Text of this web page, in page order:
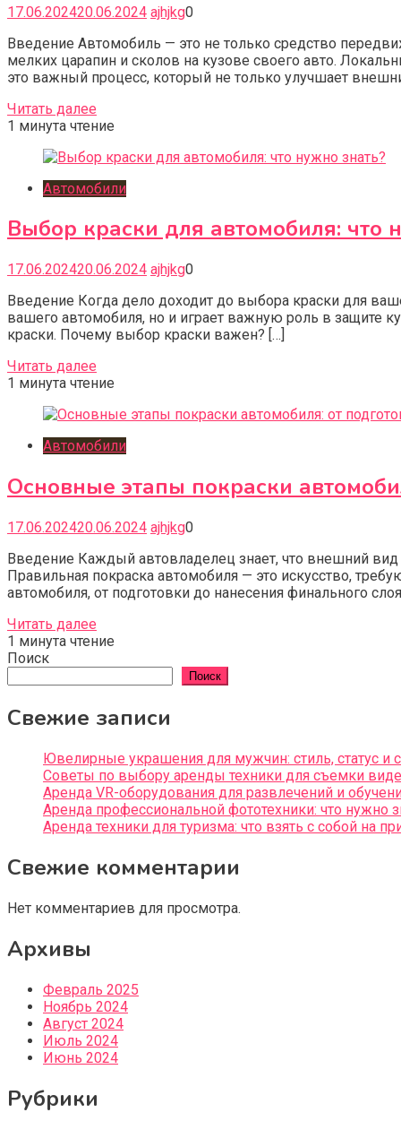
17.06.202420.06.2024 ajhjkg0
Введение Автомобиль — это не только средство
мелких царапин и сколов на кузове своего авто.
это важный процесс, который не только улучшает
Читать далее
1 минута чтение
Автомобили
Выбор краски для автомобиля: что
17.06.202420.06.2024 ajhjkg0
Введение Когда дело доходит до выбора краски для
вашего автомобиля, но и играет важную роль в защите
краски. Почему выбор краски важен? […]
Читать далее
1 минута чтение
Автомобили
Основные этапы покраски
17.06.202420.06.2024 ajhjkg0
Введение Каждый автовладелец знает, что внешний вид
Правильная покраска автомобиля — это искусство,
автомобиля, от подготовки до нанесения финального
Читать далее
1 минута чтение
Поиск
Поиск
Свежие записи
Ювелирные украшения для мужчин: стиль, статус
Советы по выбору аренды техники для съемки
Аренда VR-оборудования для развлечений и
Аренда профессиональной фототехники: что нужно
Аренда техники для туризма: что взять с собой на
Свежие комментарии
Нет комментариев для просмотра.
Архивы
Февраль 2025
Ноябрь 2024
Август 2024
Июль 2024
Июнь 2024
Рубрики